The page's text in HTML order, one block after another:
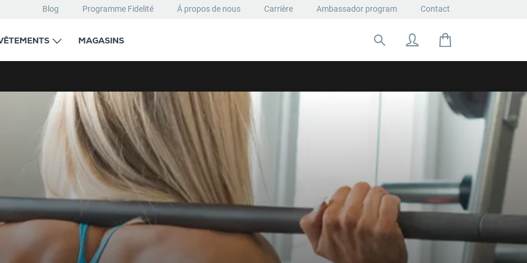
Blog Programme Fidelité Á propos de nous Carrière Ambassador program Contact
MAGASINS
Rechercher: